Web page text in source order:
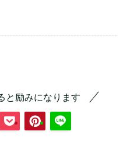
と励みになります